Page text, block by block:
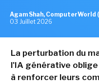
Agam Shah,
03 Juillet 2026
La perturbation du
l'IA générative
à renforcer leurs